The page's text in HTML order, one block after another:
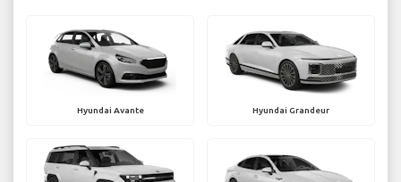
Hyundai Avante Hyundai Grandeur